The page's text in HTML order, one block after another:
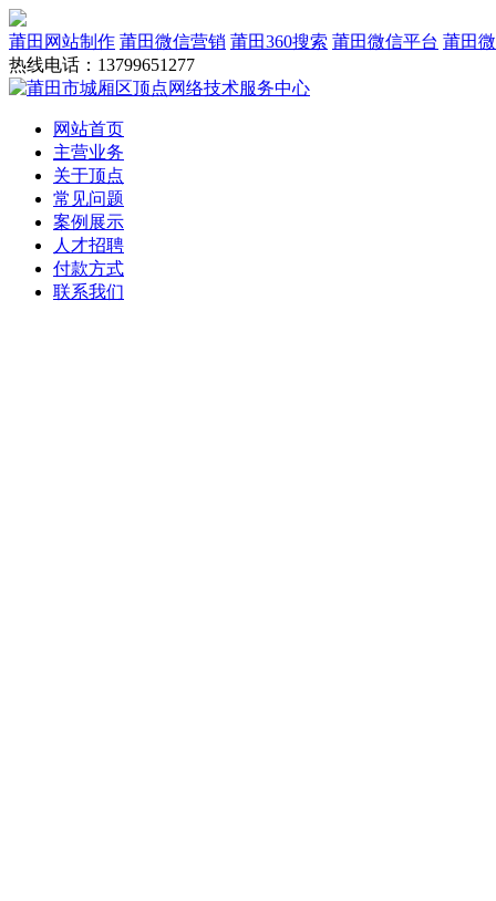
莆田网站制作 莆田微信营销 莆田360搜索 莆田微信平台 莆田
热线电话：13799651277
网站首页
主营业务
关于顶点
常见问题
案例展示
人才招聘
付款方式
联系我们